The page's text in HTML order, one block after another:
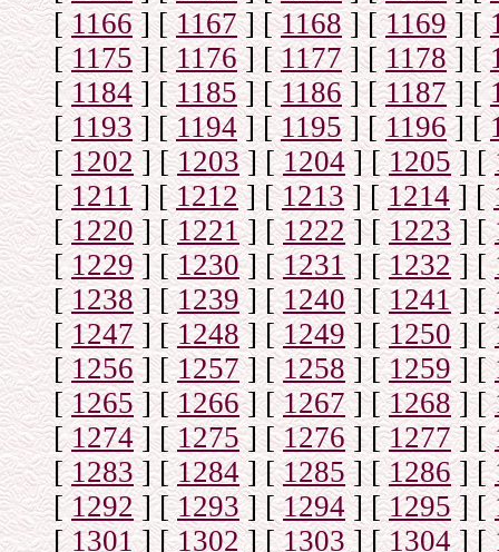
[1166] [1167] [1168] [1169] [
[1175] [1176] [1177] [1178] [
[1184] [1185] [1186] [1187] [
[1193] [1194] [1195] [1196] [
[1202] [1203] [1204] [1205] [
[1211] [1212] [1213] [1214] [
[1220] [1221] [1222] [1223] [
[ 1229] [1230] [1231] [1232] [
[1238] [1239] [1240] [1241] [
[1247] [1248] [1249 ] [1250] [
[1256] [1257] [1258] [1259] [
[1265] [1266] [1267] [1268] [
[1274] [1275] [1276] [1277] [
[1283] [1284] [1285] [1286] [
[1292] [1293] [1294 ] [1295] [
[1301] [1302] [1303] [1304] [